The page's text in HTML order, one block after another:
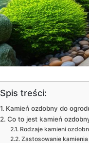
Spis treści:
Kamień ozdobny do
Co to jest kamień
Rodzaje kamieni
Zastosowanie